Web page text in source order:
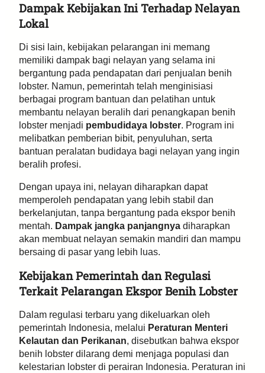
Dampak Kebijakan Ini Terhadap Nelayan
Lokal
Di sisi lain, kebijakan pelarangan ini memang
memiliki dampak bagi nelayan yang selama ini
bergantung pada pendapatan dari penjualan benih
lobster. Namun, pemerintah telah menginisiasi
berbagai program bantuan dan pelatihan untuk
membantu nelayan beralih dari penangkapan benih
lobster menjadi pembudidaya lobster. Program ini
melibatkan pemberian bibit, penyuluhan, serta
bantuan peralatan budidaya bagi nelayan yang ingin
beralih profesi.
Dengan upaya ini, nelayan diharapkan dapat
memperoleh pendapatan yang lebih stabil dan
berkelanjutan, tanpa bergantung pada ekspor benih
mentah. Dampak jangka panjangnya diharapkan
akan membuat nelayan semakin mandiri dan mampu
bersaing di pasar yang lebih luas.
Kebijakan Pemerintah dan Regulasi
Terkait Pelarangan Ekspor Benih Lobster
Dalam regulasi terbaru yang dikeluarkan oleh
pemerintah Indonesia, melalui Peraturan Menteri
Kelautan dan Perikanan, disebutkan bahwa ekspor
benih lobster dilarang demi menjaga populasi dan
kelestarian lobster di perairan Indonesia. Peraturan ini